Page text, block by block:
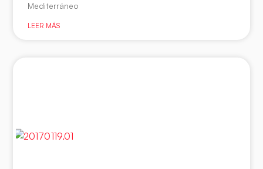
Mediterráneo
LEER MÁS